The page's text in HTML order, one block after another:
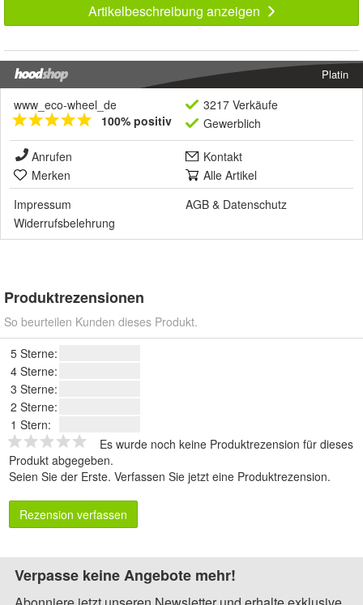
Artikelbeschreibung anzeigen
Platin
www_eco-wheel_de
100% positiv
3217 Verkäufe
Gewerblich
Anrufen
Kontakt
Merken
Alle Artikel
Impressum
AGB & Datenschutz
Widerrufsbelehrung
Produktrezensionen
So beurteilen Kunden dieses Produkt.
5 Sterne:
4 Sterne:
3 Sterne:
2 Sterne:
1 Stern:
Es wurde noch keine Produktrezension für dieses
Produkt abgegeben.
Seien Sie der Erste. Verfassen Sie jetzt eine Produktrezension.
Rezension verfassen
Verpasse keine Angebote mehr!